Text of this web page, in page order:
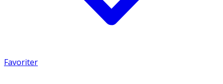
Favoriter